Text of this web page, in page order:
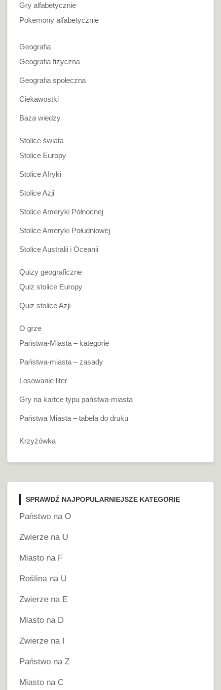
Gry alfabetycznie
Pokemony alfabetycznie
Geografia
Geografia fizyczna
Geografia społeczna
Ciekawostki
Baza wiedzy
Stolice świata
Stolice Europy
Stolice Afryki
Stolice Azji
Stolice Ameryki Północnej
Stolice Ameryki Południowej
Stolice Australii i Oceanii
Quizy geograficzne
Quiz stolice Europy
Quiz stolice Azji
O grze
Państwa-Miasta – kategorie
Państwa-miasta – zasady
Losowanie liter
Gry na kartce typu państwa-miasta
Państwa Miasta – tabela do druku
Krzyżówka
SPRAWDŹ NAJPOPULARNIEJSZE KATEGORIE
Państwo na O
Zwierze na U
Miasto na F
Roślina na U
Zwierze na E
Miasto na D
Zwierze na I
Państwo na Z
Miasto na C